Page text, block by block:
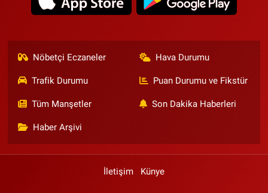
Nöbetçi Eczaneler Hava Durumu
Trafik Durumu Puan Durumu ve Fikstür
Tüm Manşetler Son Dakika Haberleri
Haber Arşivi
İletişim Künye